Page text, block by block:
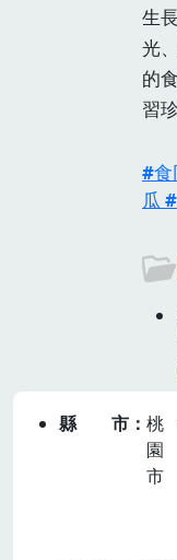
生
光
的
習
瓜
縣市
桃
園
市